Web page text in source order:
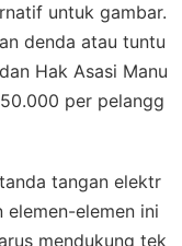
untuk gambar.
denda atau tuntu
Hak Asasi Manu
per pelangg
tangan elektr
elemen ini
mendukung tek